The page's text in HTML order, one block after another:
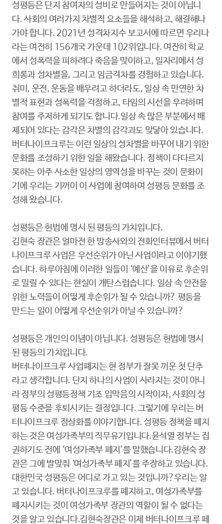
성평등은 단지 참여자의 성비로 만들어지는 것이 아닙니
다. 사회의 여러가지 차별적 요소들을 해석하고, 해결해나
가야 합니다. 2021년 성격차지수 보고서에 따르면 우리나
라는 여전히 156개국 가운데 102위입니다. 여잔히 학교
에서 성폭력을 피하려다 죽음을 맞이하고, 일자리에서 성
희롱과 성차별을, 그리고 임금격차를 경험하고 있습니다.
취미, 운전, 운동을 배우려고 하더라도, 일상 속 만연한 차
별적 표현과 성폭력을 걱정하고, 타임의 시선을 우려하며
참여를 주저하게 되기도 합니다.일상 속 많은 부분에서 배
제되어 있다는 감각은 차별의 감각과도 맞닿아 있습니다.
버터나이프크루는 이런 일상의 성차별을 바꾸어 내기 위한
문화를 조성하기 위한 일을 해왔습니다. 정책이 다다르지
못하는 아주 사소한 일상의 영역성을 바꾸는 것이 문화이
기에 우리는 기꺼이 이 사업에 참여하여 성평등 문화를 조
성해 왔습니다.
성평등은 헌법에 명시 된 평등의 가치입니다.
김현숙 장관은 얼마전 한 방송사와의 전화인터뷰에서 버터
나이프크루 사업은 우선순위가 아닌 사업이라고 이야기했
습니다. 하루아침에 이러한 일들이 ‘예산’을 이유로 후순위
로 밀릴 수 있다는 현실이 개탄스럽습니다. 일상 속 안전을
위한 노력들이 어떻게 후순위가 될 수 있습니까? 평등을
만드는 일이 어떻게 우선순위가 아닐 수 있습니까?
성평등은 개인의 이념이 아닙니다. 성평등은 헌법에 명시
된 평등의 가치입니다.
버터나이프크루 사업폐지는 현 정부가 잘못 끼운 첫 단추
라고 생각합니다. 단지 하나의 사업이 사라지는 것이 아니
라 정부의 성평등정책 기조 입막음의 시작이자, 사회의 성
평등 수준을 후퇴시키는 결정입니다. 그렇기에 우리는 버
터나이프크루 정상화를 이야기합니다. 성평등 정책을 폐지
하는 것은 여성가족부의 직무유기입니다.윤석열 정부는 집
권하기도 전에 ‘여성가족부 폐지’를 말했습니다.김현숙 장
관은 그에 발맞춰 ‘여성가족부 폐지’를 주장하고 있습니다.
대한민국 성평등은 어디로 가고 있는 것입니까?우리는 알
고 있습니다. 버터나이프크루를 폐지하고, 여성가족부를
폐지시키는 것이 여성가족부 장관의 역할이 될 수 없다는
것을 알고 있습니다.김현숙장관은 이제 버터나이프크루 페